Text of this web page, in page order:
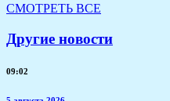
СМОТРЕТЬ ВСЕ
Другие новости
09:02